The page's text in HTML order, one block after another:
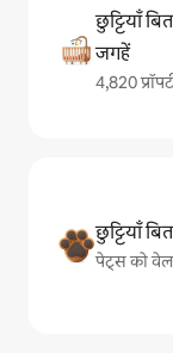
छुट्टियाँ
जगहें
4,820
छुट्टियाँ
पेट्स को